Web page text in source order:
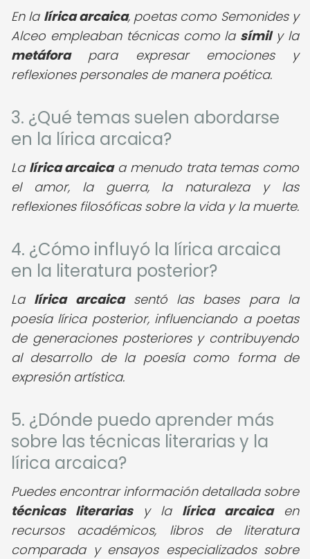
En la lírica arcaica, poetas como Semonides y
Alceo empleaban técnicas como la símily la
metáforapara expresar emociones y
reflexiones personales de manera poética.
3. ¿Qué temas suelen abordarse
en la lírica arcaica?
La lírica arcaicaa menudo trata temas como
el amor, la guerra, la naturaleza y las
reflexiones filosóficas sobre la vida y la muerte.
4. ¿Cómo influyó la lírica arcaica
en la literatura posterior?
La lírica arcaicasentó las bases para la
poesía lírica posterior, influenciando a poetas
de generaciones posteriores y contribuyendo
al desarrollo de la poesía como forma de
expresión artística.
5. ¿Dónde puedo aprender más
sobre las técnicas literarias y la
lírica arcaica?
Puedes encontrar información detallada sobre
técnicas literariasy la lírica arcaicaen
recursos académicos, libros de literatura
comparada y ensayos especializados sobre